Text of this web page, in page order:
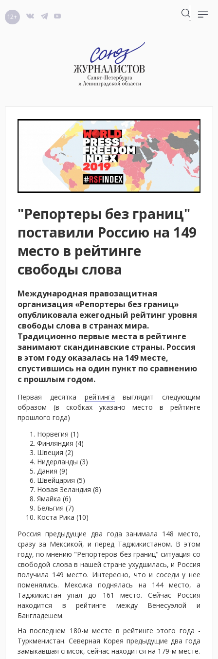
12+
"Репортеры без границ"
поставили Россию на 149
место в рейтинге
свободы слова
Международная правозащитная
организация «Репортеры без границ»
опубликовала ежегодный рейтинг уровня
свободы слова в странах мира.
Традиционно первые места в рейтинге
занимают скандинавские страны. Россия
в этом году оказалась на 149 месте,
спустившись на один пункт по сравнению
с прошлым годом.
Первая десятка рейтинга выглядит следующим
образом (в скобках указано место в рейтинге
прошлого года)
Норвегия (1)
Финляндия (4)
Швеция (2)
Нидерланды (3)
Дания (9)
Швейцария (5)
Новая Зеландия (8)
Ямайка (6)
Бельгия (7)
Коста Рика (10)
Россия предыдущие два года занимала 148 место,
сразу за Мексикой, и перед Таджикистаном. В этом
году, по мнению "Репортеров без границ" ситуация со
свободой слова в нашей стране ухудшилась, и Россия
получила 149 место. Интересно, что и соседи у нее
поменялись. Мексика поднялась на 144 место, а
Таджикистан упал до 161 место. Сейчас Россия
находится в рейтинге между Венесуэлой и
Бангладешем.
На последнем 180-м месте в рейтинге этого года -
Туркменистан. Северная Корея предыдущие два года
замыкавшая список, сейчас находится на 179-м месте.